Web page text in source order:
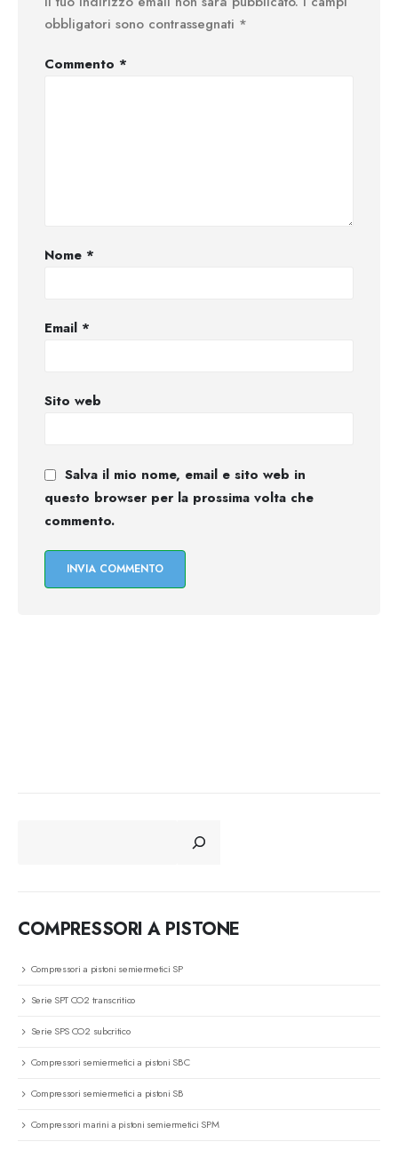
obbligatori sono contrassegnati *
Commento *
Nome *
Email *
Sito web
Salva il mio nome, email e sito web in
questo browser per la prossima volta che
commento.
COMPRESSORI A PISTONE
Compressori a pistoni semiermetici SP
Serie SPT CO2 transcritico
Serie SPS CO2 subcritico
Compressori semiermetici a pistoni SBC
Compressori semiermetici a pistoni SB
Compressori marini a pistoni semiermetici SPM